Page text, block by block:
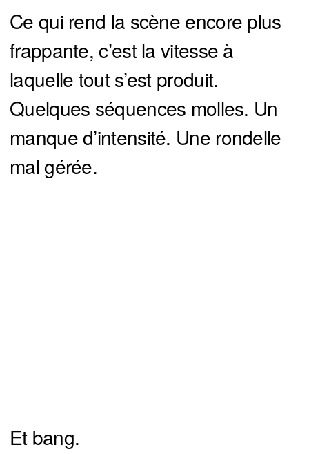
Ce qui rend la scène encore plus
frappante, c’est la vitesse à
laquelle tout s’est produit.
Quelques séquences molles. Un
manque d’intensité. Une rondelle
mal gérée.
Et bang.